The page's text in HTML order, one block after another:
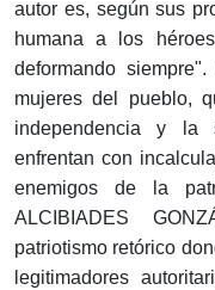
autor es, según sus
humana a los
deformando
mujeres del pueblo,
independencia y la
enfrentan con
enemigos de la
ALCIBIADES
patriotismo retórico
legitimadores